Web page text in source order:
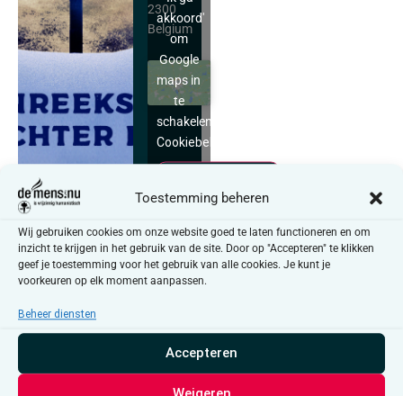
Toestemming beheren
Wij gebruiken cookies om onze website goed te laten functioneren en om
inzicht te krijgen in het gebruik van de site. Door op "Accepteren" te klikken
geef je toestemming voor het gebruik van alle cookies. Je kunt je
voorkeuren op elk moment aanpassen.
Beheer diensten
Accepteren
2300
Belgium
akkoord'
om
Google
maps in
te
schakelen
Cookiebeleid
Mooov Zebracinema – UGC
Turnhout
dinsdag 19 mei – 20u00,
donderdag 21 mei – 14u00,
zondag 24 mei – 11u00
Tickets 8 euro via